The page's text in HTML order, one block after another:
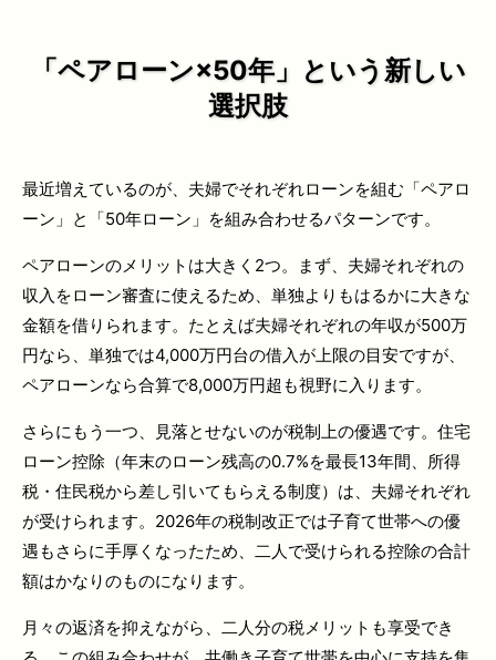
「ペアローン×50年」という新しい
選択肢
最近増えているのが、夫婦でそれぞれローンを組む「ペアロ
ーン」と「50年ローン」を組み合わせるパターンです。
ペアローンのメリットは大きく2つ。まず、夫婦それぞれの
収入をローン審査に使えるため、単独よりもはるかに大きな
金額を借りられます。たとえば夫婦それぞれの年収が500万
円なら、単独では4,000万円台の借入が上限の目安ですが、
ペアローンなら合算で8,000万円超も視野に入ります。
さらにもう一つ、見落とせないのが税制上の優遇です。住宅
ローン控除（年末のローン残高の0.7%を最長13年間、所得
税・住民税から差し引いてもらえる制度）は、夫婦それぞれ
が受けられます。2026年の税制改正では子育て世帯への優
遇もさらに手厚くなったため、二人で受けられる控除の合計
額はかなりのものになります。
月々の返済を抑えながら、二人分の税メリットも享受でき